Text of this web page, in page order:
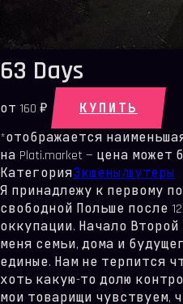
63 Days
от 160 ₽
КУПИТЬ
*отображается
на Plati.market — цена может
КатегорияЭкшены/шутеры
Я принадлежу к первому
свободной Польше после
оккупации. Начало
меня семьи, дома и
единые. Нам не терпится
хоть какую-то долю
мои товарищи чувствуем,